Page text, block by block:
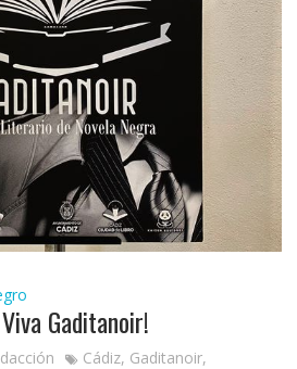
Gaditanoir!
Cádiz, Gaditanoir,